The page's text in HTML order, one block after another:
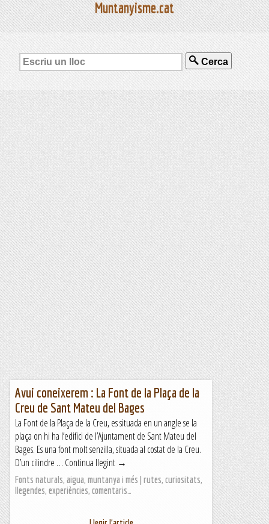
Muntanyisme.cat
Cerca
Avui coneixerem : La Font de la Plaça de la
Creu de Sant Mateu del Bages
La Font de la Plaça de la Creu, es situada en un angle se la
plaça on hi ha l’edifici de l’Ajuntament de Sant Mateu del
Bages. Es una font molt senzilla, situada al costat de la Creu.
D’un cilindre … Continua llegint →
Fonts naturals, aigua, muntanya i més | rutes, curiositats,
llegendes, experiències, comentaris…